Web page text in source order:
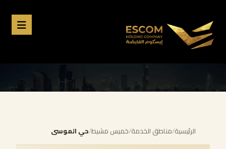
الرئيسية/مناطق الخدمة/خميس مشيط/حي الموسى